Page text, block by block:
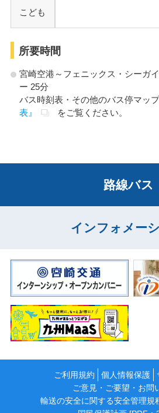
こども
所要時間
宮崎空港～フェニックス・シーガ
ー 25分
バス時刻表・その他のバス停マッ
表』
をご覧ください。
路線バス
インフォメー
ご利用規約 個人情報保護
ご意見・ご要望・お問
輸送の安全に関する安全管理規